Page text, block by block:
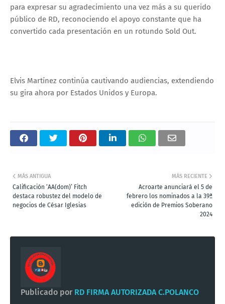
para expresar su agradecimiento una vez más a su querido
público de RD, reconociendo el apoyo constante que ha
convertido cada presentación en un rotundo Sold Out.
Elvis Martínez continúa cautivando audiencias, extendiendo
su gira ahora por Estados Unidos y Europa.
MÁS RECIENTE
Acroarte anunciará el 5 de
febrero los nominados a la 39ª
edición de Premios Soberano
2024
MÁS ANTIGUA
Calificación ‘AA(dom)’ Fitch
destaca robustez del modelo de
negocios de César Iglesias
Publicado por RD FIRMA AUTORIZADA C.POLANCO